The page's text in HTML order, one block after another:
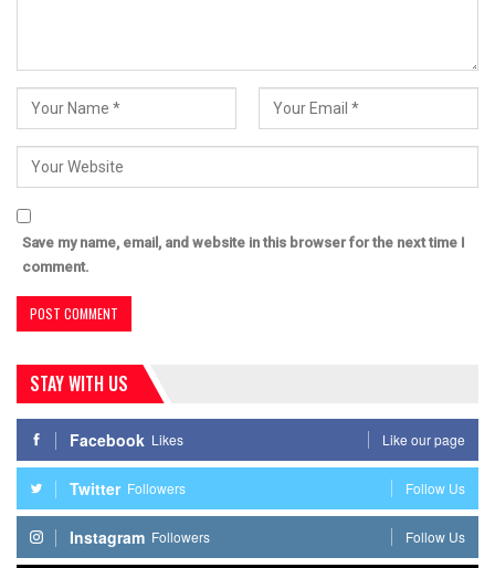
Save my name, email, and website in this browser for the next time I
comment.
STAY WITH US
Facebook Likes Like our page
Twitter Followers Follow Us
Instagram Followers Follow Us